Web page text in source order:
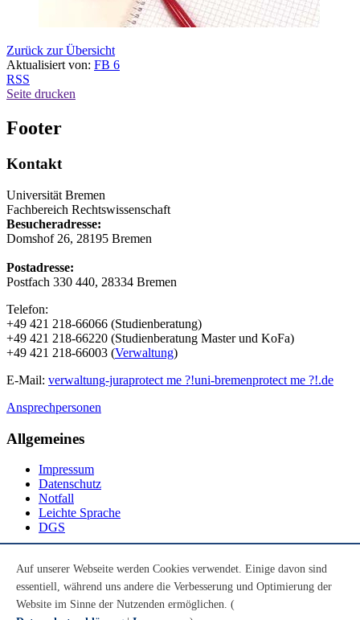
Zurück zur Übersicht
Aktualisiert von: FB 6
RSS
Seite drucken
Footer
Kontakt
Universität Bremen
Fachbereich Rechtswissenschaft
Besucheradresse:
Domshof 26, 28195 Bremen
Postadresse:
Postfach 330 440, 28334 Bremen
Telefon:
+49 421 218-66066 (Studienberatung)
+49 421 218-66220 (Studienberatung Master und KoFa)
+49 421 218-66003 (Verwaltung)
E-Mail: verwaltung-juraprotect me ?!uni-bremenprotect me ?!.de
Ansprechpersonen
Allgemeines
Impressum
Datenschutz
Notfall
Leichte Sprache
DGS
Youtube
Instagram
Auf unserer Webseite werden Cookies verwendet. Einige davon sind
essentiell, während uns andere die Verbesserung und Optimierung der
Website im Sinne der Nutzenden ermöglichen. (